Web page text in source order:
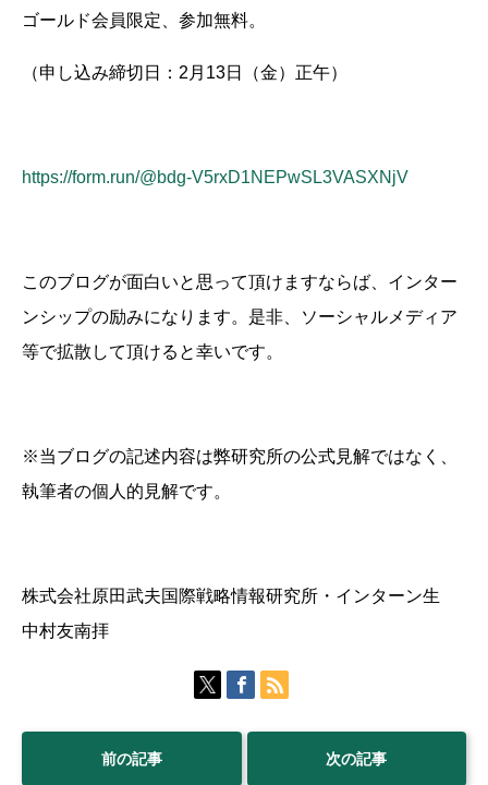
ゴールド会員限定、参加無料。
（申し込み締切日：2月13日（金）正午）
https://form.run/@bdg-V5rxD1NEPwSL3VASXNjV
このブログが面白いと思って頂けますならば、インター
ンシップの励みになります。是非、ソーシャルメディア
等で拡散して頂けると幸いです。
※当ブログの記述内容は弊研究所の公式見解ではなく、
執筆者の個人的見解です。
株式会社原田武夫国際戦略情報研究所・インターン生
中村友南拝
前の記事 次の記事